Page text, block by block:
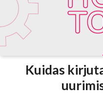
Kuidas